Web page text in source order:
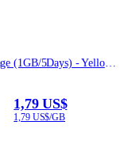
⚡️ [5G] Global (202 countries) - Best 5G Coverage (1GB/5Days) - Yellow route
1,79 US$
1,79 US$/GB